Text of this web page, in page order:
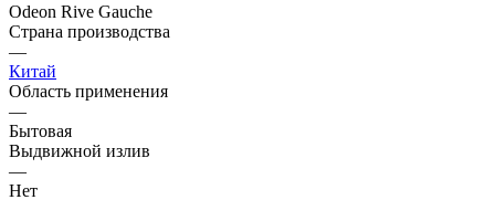
Odeon Rive Gauche
Страна производства
—
Китай
Область применения
—
Бытовая
Выдвижной излив
—
Нет